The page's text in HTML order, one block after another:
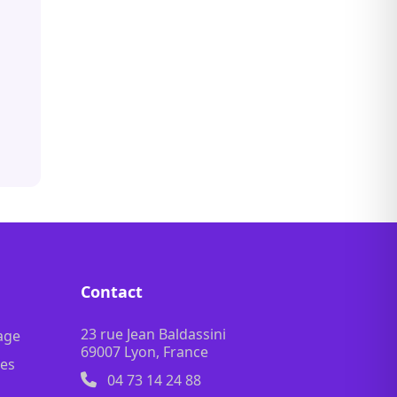
Contact
23 rue Jean Baldassini
69007 Lyon, France
04 73 14 24 88